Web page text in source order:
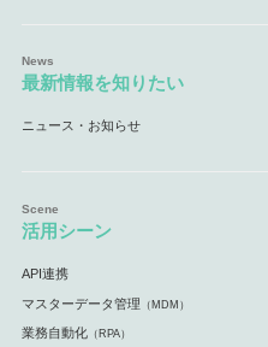
最新情報を知りたい
ニュース・お知らせ
活用シーン
API連携
マスターデータ管理 （MDM）
業務自動化（RPA）